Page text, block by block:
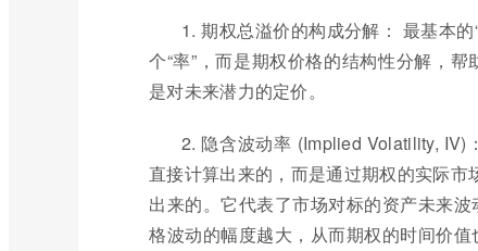
1. 期权总溢价的构成分解： 最基本
个“率”，而是期权价格的结构性分解，
是对未来潜力的定价。
2. 隐含波动率 (Implied Volatility, IV)
直接计算出来的，而是通过期权的实际
出来的。它代表了市场对标的资产未来
格波动的幅度越大，从而期权的时间价